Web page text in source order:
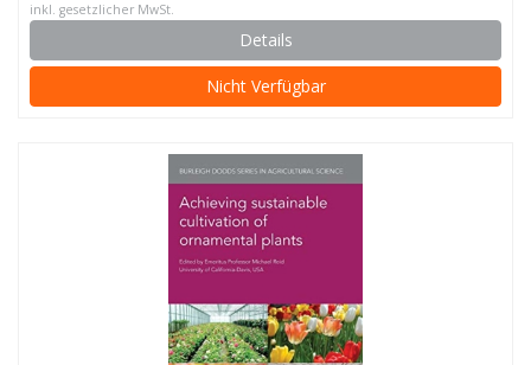
inkl. gesetzlicher MwSt.
Details
Nicht Verfügbar